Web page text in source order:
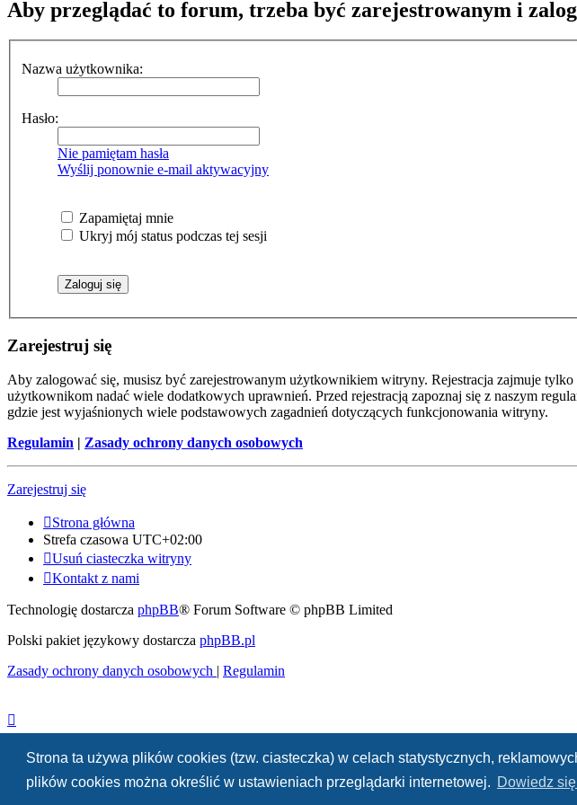
Strona ta używa plików cookies (tzw. ciasteczka) w celach statystycznych,
plików cookies można określić w ustawieniach przeglądarki internetowej. Dowiedz
Aby przeglądać to forum, trzeba być zarejestrowanym i
Nazwa użytkownika:
Hasło:
Nie pamiętam hasła
Wyślij ponownie e-mail aktywacyjny
Zapamiętaj mnie
Ukryj mój status podczas tej sesji
Zarejestruj się
Aby zalogować się, musisz być zarejestrowanym użytkownikiem witryny. Rejestracja zajmuje
użytkownikom nadać wiele dodatkowych uprawnień. Przed rejestracją zapoznaj się z naszym
gdzie jest wyjaśnionych wiele podstawowych zagadnień dotyczących funkcjonowania witryny.
Regulamin
Zasady ochrony danych osobowych
Zarejestruj się
Strona główna
Strefa czasowa UTC+02:00
Usuń ciasteczka witryny
Kontakt z nami
Technologię dostarcza phpBB® Forum Software © phpBB Limited
Polski pakiet językowy dostarcza phpBB.pl
Zasady ochrony danych osobowych
Regulamin